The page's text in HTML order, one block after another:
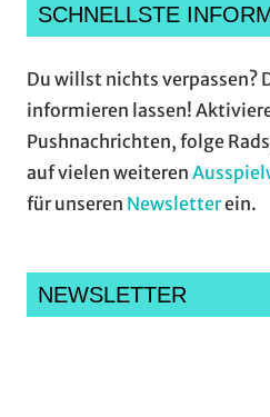
SCHNELLSTE
Du willst nichts verpassen?
informieren lassen!
Pushnachrichten, folge
auf vielen weiteren
für unseren Newsletterein.
NEWSLETTER